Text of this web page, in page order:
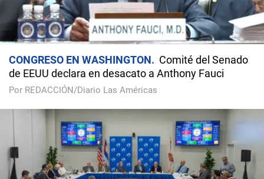
CONGRESO EN WASHINGTON
Comité del Senado
de EEUU declara en desacato a Anthony Fauci
Por REDACCIÓN/Diario Las Américas